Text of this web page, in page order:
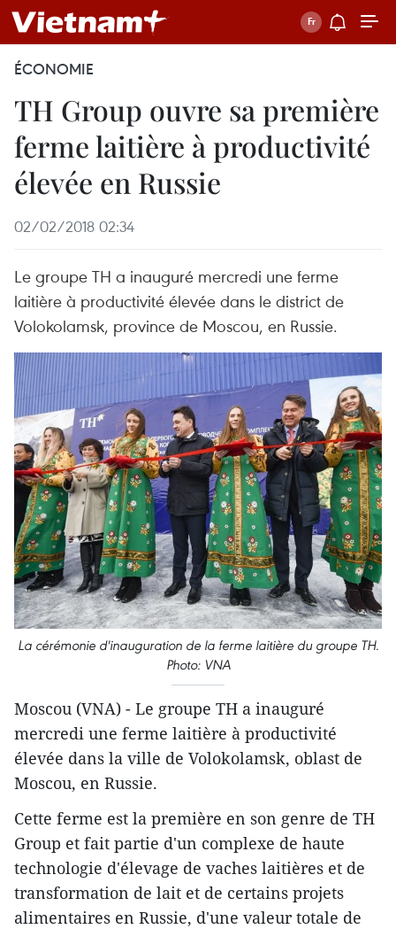
ÉCONOMIE
TH Group ouvre sa première
ferme laitière à productivité
élevée en Russie
02/02/2018 02:34
Le groupe TH a inauguré mercredi une ferme
laitière à productivité élevée dans le district de
Volokolamsk, province de Moscou, en Russie.
La cérémonie d'inauguration de la ferme laitière du groupe TH.
Photo: VNA
Moscou (VNA) - Le groupe TH a inauguré
mercredi une ferme laitière à productivité
élevée dans la ville de Volokolamsk, oblast de
Moscou, en Russie.
Cette ferme est la première en son genre de TH
Group et fait partie d'un complexe de haute
technologie d'élevage de vaches laitières et de
transformation de lait et de certains projets
alimentaires en Russie, d'une valeur totale de